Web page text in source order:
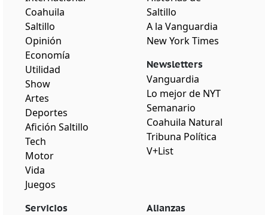
Coahuila
Saltillo
Opinión
Economía
Utilidad
Show
Artes
Deportes
Afición Saltillo
Tech
Motor
Vida
Juegos
Saltillo
A la Vanguardia
New York Times
Newsletters
Vanguardia
Lo mejor de NYT
Semanario
Coahuila Natural
Tribuna Política
V+List
Servicios Alianzas